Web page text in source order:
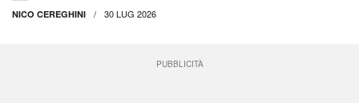
NICO CEREGHINI 30 LUG 2026
PUBBLICITÀ